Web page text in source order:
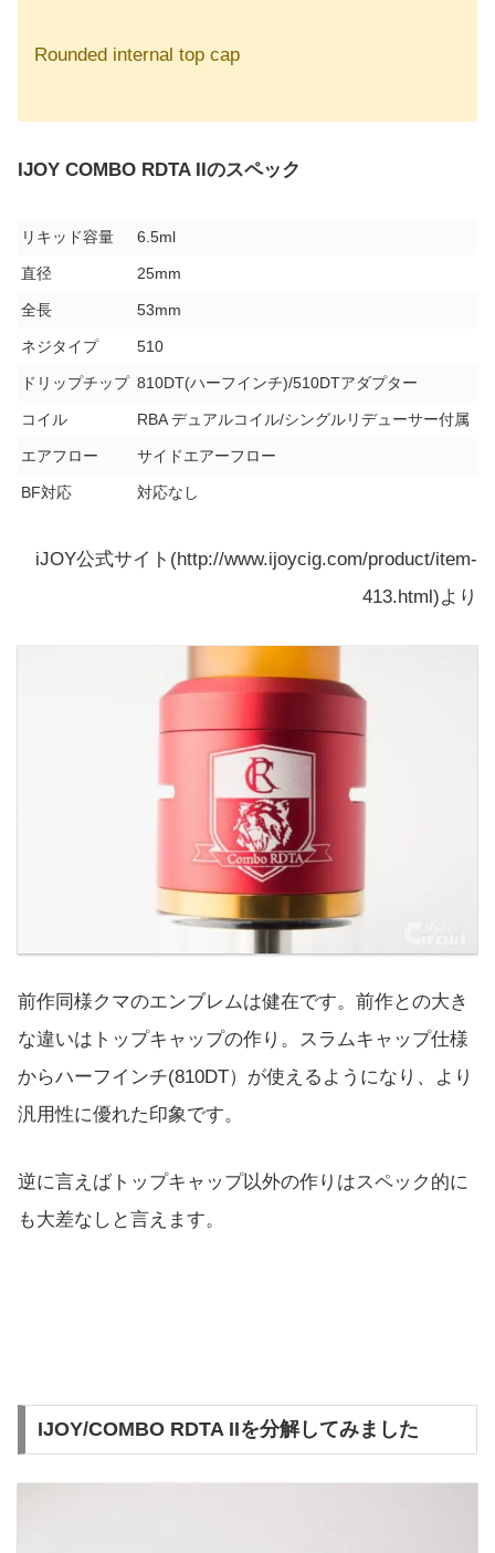
Rounded internal top cap
IJOY COMBO RDTA IIのスペック
リキッド容量 6.5ml
直径 25mm
全長 53mm
ネジタイプ 510
ドリップチップ 810DT(ハーフインチ)/510DTアダプター
コイル RBA デュアルコイル/シングルリデューサー付属
エアフロー サイドエアーフロー
BF対応 対応なし
iJOY公式サイト(http://www.ijoycig.com/product/item-
413.html)より
前作同様クマのエンブレムは健在です。前作との大き
な違いはトップキャップの作り。スラムキャップ仕様
からハーフインチ(810DT）が使えるようになり、より
汎用性に優れた印象です。
逆に言えばトップキャップ以外の作りはスペック的に
も大差なしと言えます。
IJOY/COMBO RDTA IIを分解してみました